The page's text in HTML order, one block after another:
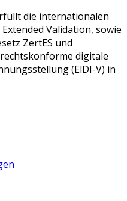
die internationalen
Validation, sowie
ZertES und
digitale
(ElDI-V) in